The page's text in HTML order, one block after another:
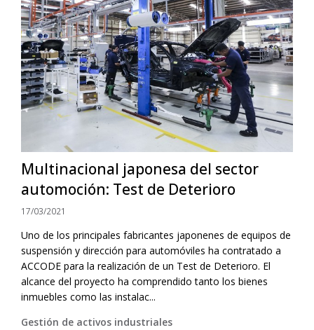
Multinacional japonesa del sector
automoción: Test de Deterioro
17/03/2021
Uno de los principales fabricantes japonenes de equipos de
suspensión y dirección para automóviles ha contratado a
ACCODE para la realización de un Test de Deterioro. El
alcance del proyecto ha comprendido tanto los bienes
inmuebles como las instalac...
Gestión de activos industriales